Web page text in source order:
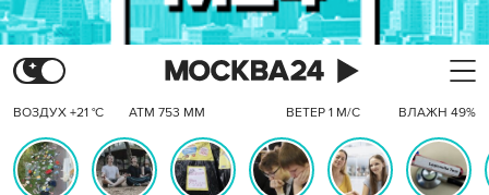
ВОЗДУХ +21 °C АТМ 753 ММ ВЕТЕР 1 М/С ВЛАЖН 49%